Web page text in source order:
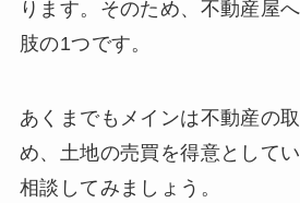
ります。そのため、不動産屋
肢の1つです。
あくまでもメインは不動産の
め、土地の売買を得意として
相談してみましょう。